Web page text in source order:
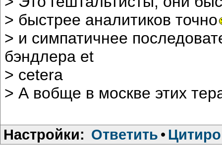
> быстрее аналитиков точно
> и симпатичнее
бэндлера et
> cetera
> А вобще в москве этих
Настройки: Ответить •